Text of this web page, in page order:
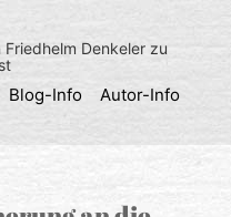
Denkeler zu
Blog-Info
Autor-Info